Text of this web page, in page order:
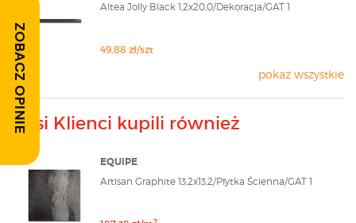
Altea Jolly Black 1,2x20,0/Dekoracja/GAT 1
49,88 zł/szt
pokaż wszystkie
Nasi Klienci kupili również
EQUIPE
Artisan Graphite 13,2x13,2/Płytka Ścienna/GAT 1
ZOBACZ OPINIE